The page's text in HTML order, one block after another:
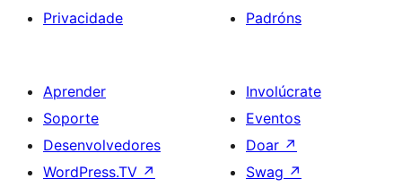
Privacidade
Padróns
Aprender
Soporte
Desenvolvedores
WordPress.TV ↗
Involúcrate
Eventos
Doar ↗
Swag ↗